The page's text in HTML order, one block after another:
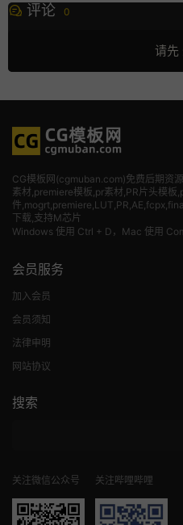
评论 0
请先
CG模板网(cgmuban.com)免费后期资
素材 ,premiere模板,pr素材,PR片头模板
件
下载,支持M芯片
Windows 使用 Ctrl + D，Mac 使用
会员服务
加入会员
会员须知
法律申明
网站协议
搜索
关注微信公众号 关注哔哩哔哩